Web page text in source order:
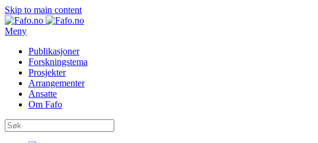
Skip to main content
Meny
Publikasjoner
Forskningstema
Prosjekter
Arrangementer
Ansatte
Om Fafo